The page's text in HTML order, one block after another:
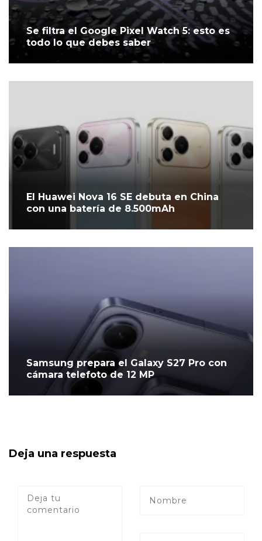
Se filtra el Google Pixel Watch 5: esto es
todo lo que debes saber
El Huawei Nova 16 SE debuta en China
con una batería de 8.500mAh
Samsung prepara el Galaxy S27 Pro con
cámara telefoto de 12 MP
Deja una respuesta